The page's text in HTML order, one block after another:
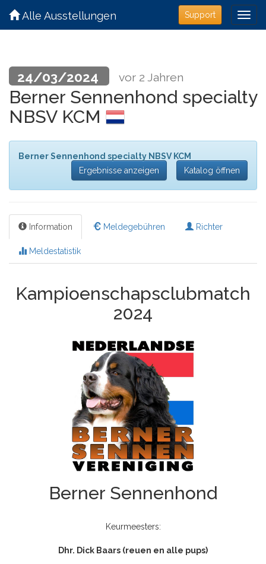
Support
Alle Ausstellungen
24/03/2024 vor 2 Jahren
Berner Sennenhond specialty
NBSV KCM
Berner Sennenhond specialty NBSV KCM
Ergebnisse anzeigen
Katalog öffnen
Information Meldegebühren Richter
Meldestatistik
Kampioenschapsclubmatch
2024
Berner Sennenhond
Keurmeesters:
Dhr. Dick Baars (reuen en alle pups)